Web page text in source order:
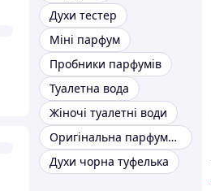
Духи тестер
Міні парфум
Пробники парфумів
Туалетна вода
Жіночі туалетні води
Оригінальна парфумерія
Духи чорна туфелька